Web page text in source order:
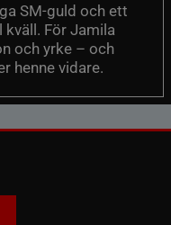
SM-guld och ett
För Jamila
och yrke – och
henne vidare.